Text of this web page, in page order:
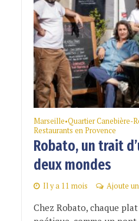
Marseille•Quartier Canebière-
Restaurants en Provence
Robato, un trait
deux mondes
Il y a 11 mois Ajoute
Chez Robato, chaque